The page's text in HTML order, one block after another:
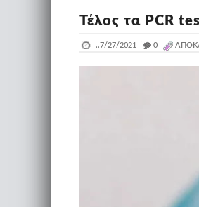
Τέλος τα PCR
..7/27/2021 _ 0